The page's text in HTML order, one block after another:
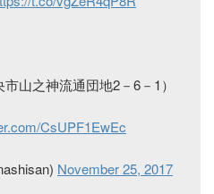
山之神流通団地2－6－1）
CsUPF1EwEc
November 25, 2017